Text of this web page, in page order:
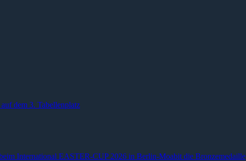
dem 3. Tabellenplatz
International EASTER-CUP 2026 in Berlin-Moabit die Bronzemedaille